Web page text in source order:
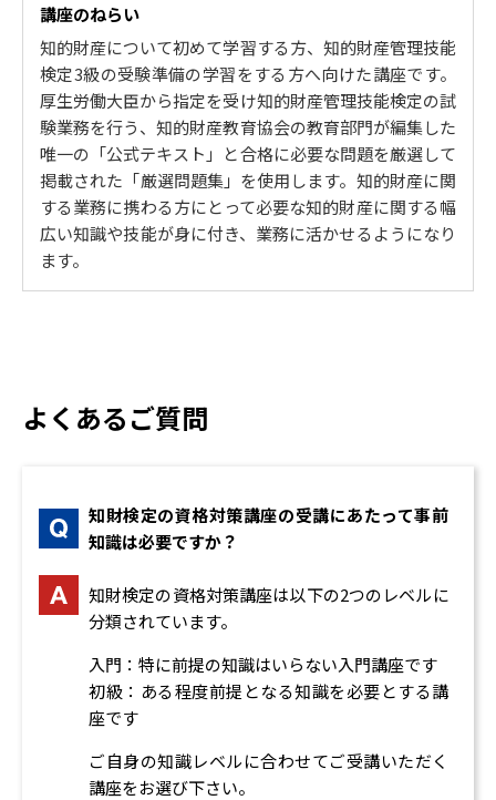
意匠登録を受けるための手続き
意匠権の管理と活用
意匠権の侵害と救済
3. 商標法
商標法の保護対象と登録要件
商標登録を受けるための手続き
商標権の管理と活用
商標権の侵害と救済
5. 著作権法
著作（財産）権
著作権の制限
著作隣接権
著作権の侵害と救済
不正競争防止法
民法
独占禁止法
種苗法
弁理士法
講座のねらい
知的財産について初めて学習する方、知的財産管理技能
検定3級の受験準備の学習をする方へ向けた講座です。
厚生労働大臣から指定を受け知的財産管理技能検定の試
験業務を行う、知的財産教育協会の教育部門が編集した
唯一の「公式テキスト」と合格に必要な問題を厳選して
掲載された「厳選問題集」を使用します。知的財産に関
する業務に携わる方にとって必要な知的財産に関する幅
広い知識や技能が身に付き、業務に活かせるようになり
ます。
よくあるご質問
知財検定の資格対策講座の受講にあたって事前
知識は必要ですか？
知財検定の資格対策講座は以下の2つのレベルに
分類されています。
入門：特に前提の知識はいらない入門講座です
初級：ある程度前提となる知識を必要とする講
座です
ご自身の知識レベルに合わせてご受講いただく
講座をお選び下さい。